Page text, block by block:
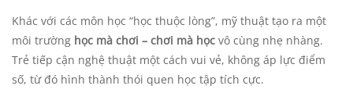
Khác với các môn học “học thuộc lòng”, mỹ thuật tạo ra một
môi trường học mà chơi – chơi mà học vô cùng nhẹ nhàng.
Trẻ tiếp cận nghệ thuật một cách vui vẻ, không áp lực điểm
số, từ đó hình thành thói quen học tập tích cực.